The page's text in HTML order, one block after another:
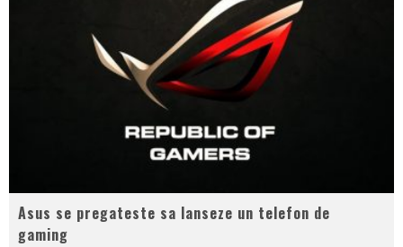
Asus se pregateste sa lanseze un telefon de
gaming